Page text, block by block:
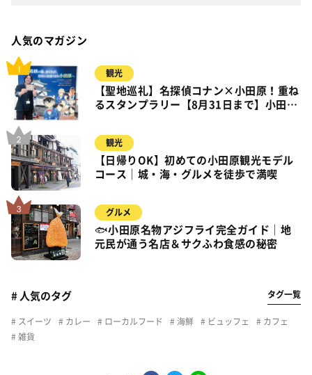
人気のマガジン
観光
【聖地巡礼】名探偵コナン×小田原！重ね
るスタンプラリー【8月31日まで】小田
観光
【日帰りOK】初めての小田原観光モデル
コース｜城・海・グルメを徒歩で満喫
グルメ
🐟小田原名物アジフライ完全ガイド｜地
元民が通う名店＆サクふわ食感の秘密
# 人気のタグ タグ一覧
スイーツ カレー ローカルフード 海鮮 ビュッフェ
カフェ
雑貨